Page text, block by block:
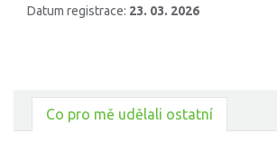
Datum registrace: 23. 03. 2026
Co pro mě udělali ostatní